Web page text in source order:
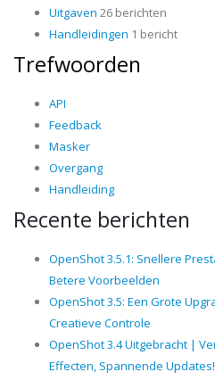
Uitgaven 26 berichten
Handleidingen 1 bericht
Trefwoorden
API
Feedback
Masker
Overgang
Handleiding
Recente berichten
OpenShot 3.5.1: Snellere
Betere Voorbeelden
OpenShot 3.5: Een Grote
Creatieve Controle
OpenShot 3.4 Uitgebracht |
Effecten, Spannende Updates!